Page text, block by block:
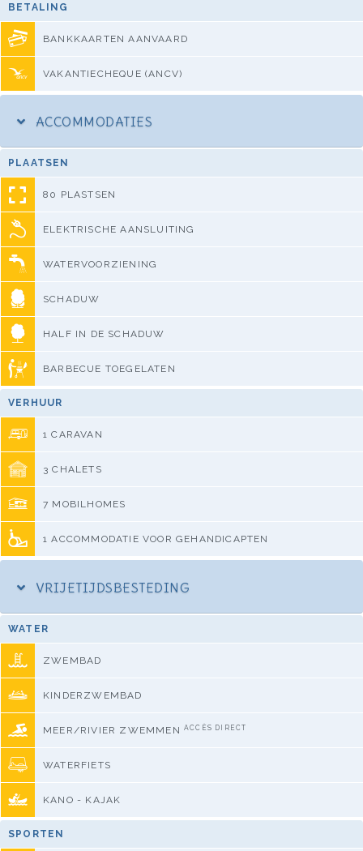
BETALING
BANKKAARTEN AANVAARD
VAKANTIECHEQUE (ANCV)
ACCOMMODATIES
PLAATSEN
80 PLASTSEN
ELEKTRISCHE AANSLUITING
WATERVOORZIENING
SCHADUW
HALF IN DE SCHADUW
BARBECUE TOEGELATEN
VERHUUR
1 CARAVAN
3 CHALETS
7 MOBILHOMES
1 ACCOMMODATIE VOOR GEHANDICAPTEN
VRIJETIJDSBESTEDING
WATER
ZWEMBAD
KINDERZWEMBAD
MEER/RIVIER ZWEMMEN ACCÈS DIRECT
WATERFIETS
KANO - KAJAK
SPORTEN